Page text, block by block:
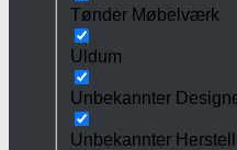
Tønder Møbelværk
Uldum
Unbekannter
Unbekannter